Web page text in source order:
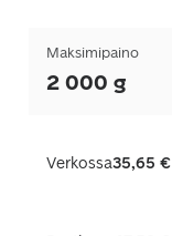
Maksimipaino
2 000 g
Verkossa35,65 €